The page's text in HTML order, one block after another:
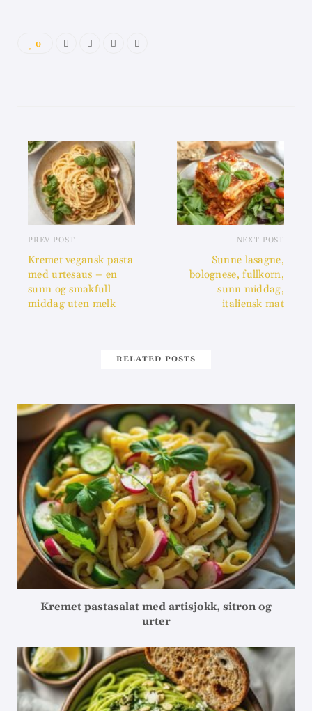
0
PREV POST
Kremet vegansk pasta
med urtesaus – en
sunn og smakfull
middag uten melk
NEXT POST
Sunne lasagne,
bolognese, fullkorn,
sunn middag,
italiensk mat
RELATED POSTS
Kremet pastasalat med artisjokk, sitron og
urter